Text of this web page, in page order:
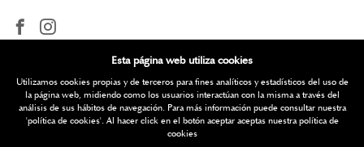
¿Quieres más información? Escríbenos
Esta página web utiliza cookies
Utilizamos cookies propias y de terceros para fines analíticos y estadísticos del uso de
la página web, midiendo como los usuarios interactúan con la misma a través del
análisis de sus hábitos de navegación. Para más información puede consultar nuestra
'política de cookies'. Al hacer click en el botón aceptar aceptas nuestra política de
cookies